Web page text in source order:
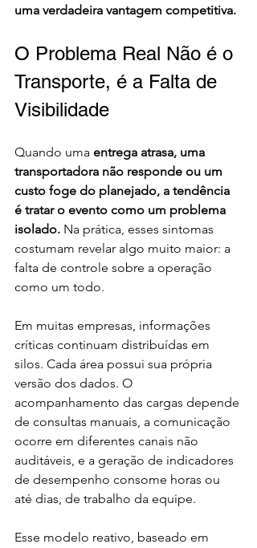
uma verdadeira vantagem competitiva.
O Problema Real Não é o
Transporte, é a Falta de
Visibilidade
Quando uma entrega atrasa, uma
transportadora não responde ou um
custo foge do planejado, a tendência
é tratar o evento como um problema
isolado. Na prática, esses sintomas
costumam revelar algo muito maior: a
falta de controle sobre a operação
como um todo.
Em muitas empresas, informações
críticas continuam distribuídas em
silos. Cada área possui sua própria
versão dos dados. O
acompanhamento das cargas depende
de consultas manuais, a comunicação
ocorre em diferentes canais não
auditáveis, e a geração de indicadores
de desempenho consome horas ou
até dias, de trabalho da equipe.
Esse modelo reativo, baseado em